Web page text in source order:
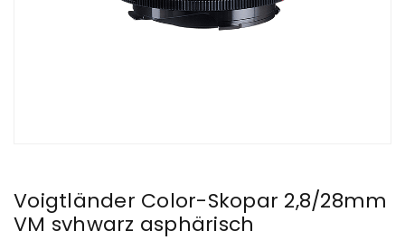
Voigtländer Color-Skopar 2,8/28mm
VM svhwarz asphärisch